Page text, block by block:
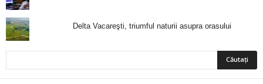
Delta Vacareşti, triumful naturii asupra orasului